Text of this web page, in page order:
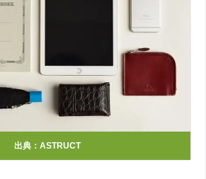
出典：ASTRUCT